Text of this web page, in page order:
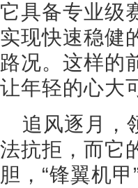
它具备专业级
实现快速稳健
路况。这样的
让年轻的心大
追风逐月，
法抗拒，而它
胆，“锋翼机